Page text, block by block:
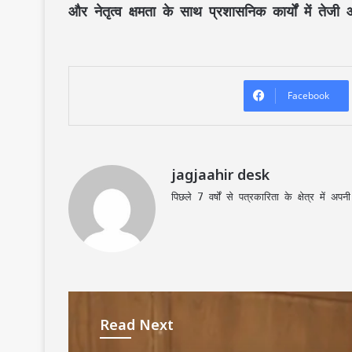
और नेतृत्व क्षमता के साथ प्रशासनिक कार्यों में
Facebook
jagjaahir desk
पिछले 7 वर्षों से पत्रकारिता के क्षेत्र में
Read Next